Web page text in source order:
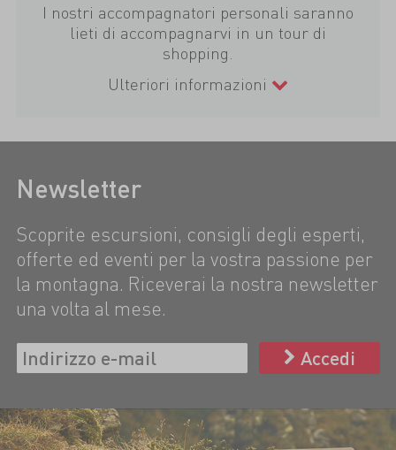
I nostri accompagnatori personali saranno
lieti di accompagnarvi in un tour di
shopping.
Ulteriori informazioni
Newsletter
Scoprite escursioni, consigli degli esperti,
offerte ed eventi per la vostra passione per
la montagna. Riceverai la nostra newsletter
una volta al mese.
Accedi